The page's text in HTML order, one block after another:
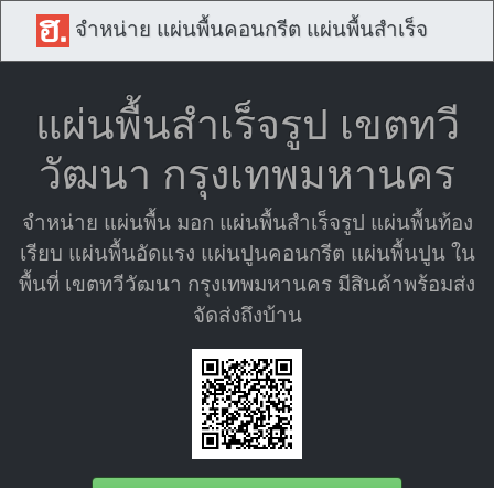
จำหน่าย แผ่นพื้นคอนกรีต แผ่นพื้นสำเร็จ
แผ่นพื้นสำเร็จรูป เขตทวี
วัฒนา กรุงเทพมหานคร
จำหน่าย แผ่นพื้น มอก แผ่นพื้นสำเร็จรูป แผ่นพื้นท้อง
เรียบ แผ่นพื้นอัดแรง แผ่นปูนคอนกรีต แผ่นพื้นปูน ใน
พื้นที่ เขตทวีวัฒนา กรุงเทพมหานคร มีสินค้าพร้อมส่ง
จัดส่งถึงบ้าน